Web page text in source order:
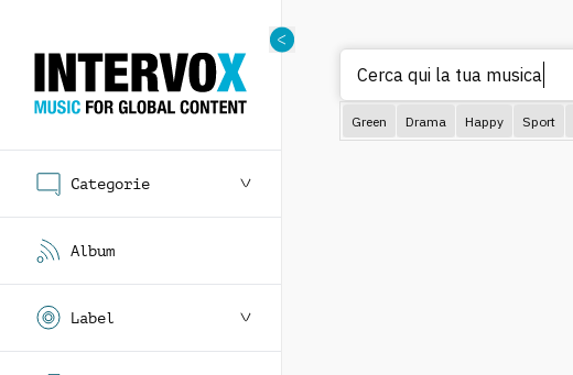
Categorie
Album
Label
Ce
Green Drama Happy Sport